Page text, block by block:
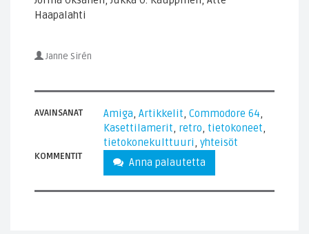
Haapalahti
Janne Sirén
AVAINSANAT Amiga, Artikkelit, Commodore 64,
Kasettilamerit, retro, tietokoneet,
tietokonekulttuuri, yhteisöt
KOMMENTIT Anna palautetta